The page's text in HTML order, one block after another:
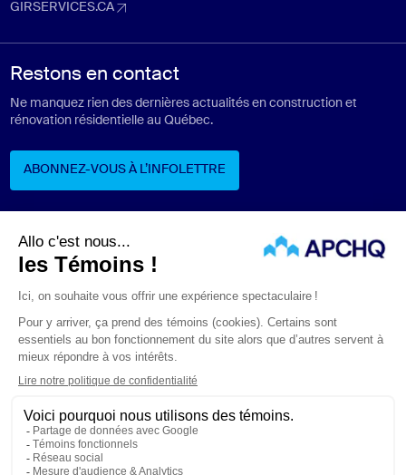
solutionsantesecurite.com (Ouvre dans un nouvel onglet)
GIRSERVICES.CA
Restons en contact
Ne manquez rien des dernières actualités en construction et
rénovation résidentielle au Québec.
ABONNEZ-VOUS À L’INFOLETTRE
ABONNEZ-VOUS À L’INFOLETTRE
Suivez-nous
ÉNONCÉS LÉGAUX
CONFIDENTIALITÉ
PROTECTION DES RENSEIGNEMENTS PERSONNELS